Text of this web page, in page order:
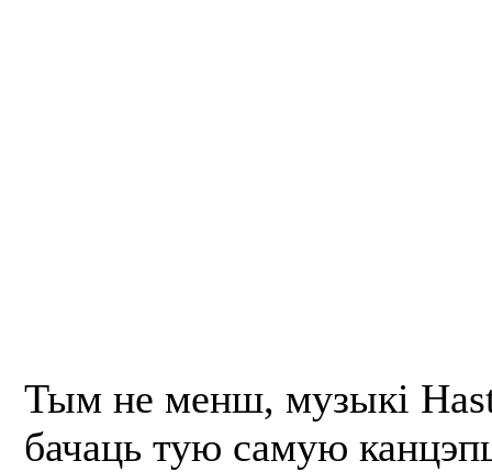
Тым не менш, музыкі
бачаць тую самую